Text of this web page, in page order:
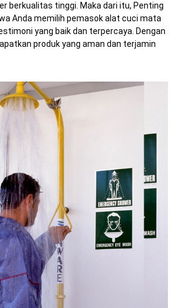
berkualitas tinggi. Maka dari itu, Penting
Anda memilih pemasok alat cuci mata
yang baik dan terpercaya. Dengan
produk yang aman dan terjamin